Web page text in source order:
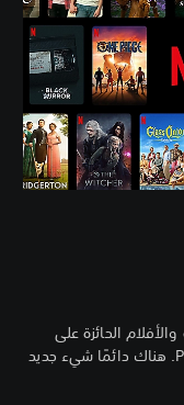
الحائزة على
جوائز وغير ذلك الكثير مع Netflix على جهاز PS5. هناك دائمًا شيء جديد